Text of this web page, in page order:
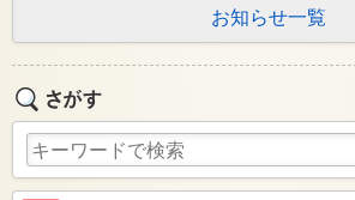
お知らせ一覧